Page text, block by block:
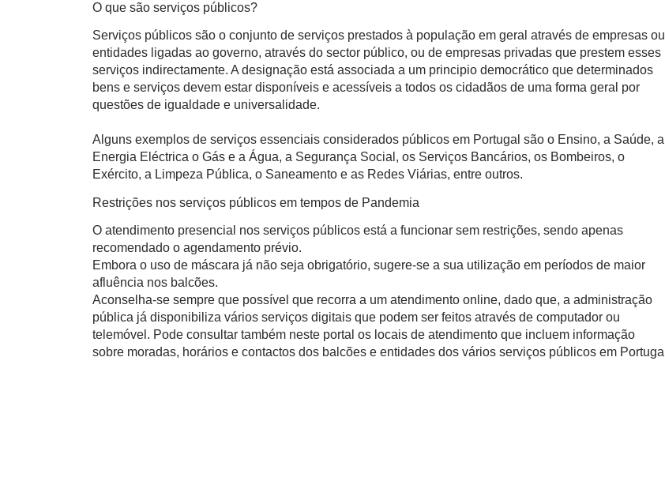
O que são serviços públicos?
Serviços públicos são o conjunto de serviços prestados à população em geral através de empresas ou
entidades ligadas ao governo, através do sector público, ou de empresas privadas que prestem esses
serviços indirectamente. A designação está associada a um principio democrático que determinados
bens e serviços devem estar disponíveis e acessíveis a todos os cidadãos de uma forma geral por
questões de igualdade e universalidade.
Alguns exemplos de serviços essenciais considerados públicos em Portugal são o Ensino, a Saúde, a
Energia Eléctrica o Gás e a Água, a Segurança Social, os Serviços Bancários, os Bombeiros, o
Exército, a Limpeza Pública, o Saneamento e as Redes Viárias, entre outros.
Restrições nos serviços públicos em tempos de Pandemia
O atendimento presencial nos serviços públicos está a funcionar sem restrições, sendo apenas
recomendado o agendamento prévio.
Embora o uso de máscara já não seja obrigatório, sugere-se a sua utilização em períodos de maior
afluência nos balcões.
Aconselha-se sempre que possível que recorra a um atendimento online, dado que, a administração
pública já disponibiliza vários serviços digitais que podem ser feitos através de computador ou
telemóvel. Pode consultar também neste portal os locais de atendimento que incluem informação
sobre moradas, horários e contactos dos balcões e entidades dos vários serviços públicos em Portugal